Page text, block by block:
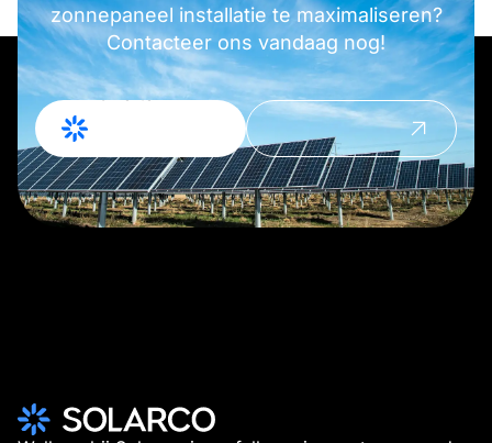
zonnepaneel installatie te maximaliseren?
Contacteer ons vandaag nog!
Offerte
Aanvragen
Contact
opnemen